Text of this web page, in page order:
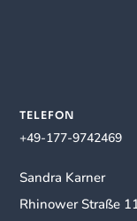
TELEFON
+49-177-9742469
Sandra Karner
Rhinower Straße